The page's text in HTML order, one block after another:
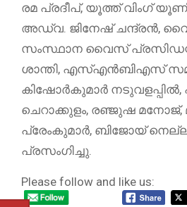
രമ പ്രദീപ്, യൂത്ത് വിംഗ്
അഡ്വ. ജിനേഷ് ചന്ദ്രൻ,
സംസ്ഥാന വൈസ്
ശാന്തി, എസ്എൻബിഎസ്
കിഷോർകുമാർ നടുവളപ്പിൽ,
ചെറാക്കുളം, രഞ്ജുഷ മനോജ്,
പ്രേംകുമാർ, ബിജോയ്
പ്രസംഗിച്ചു.
Please follow and like us: